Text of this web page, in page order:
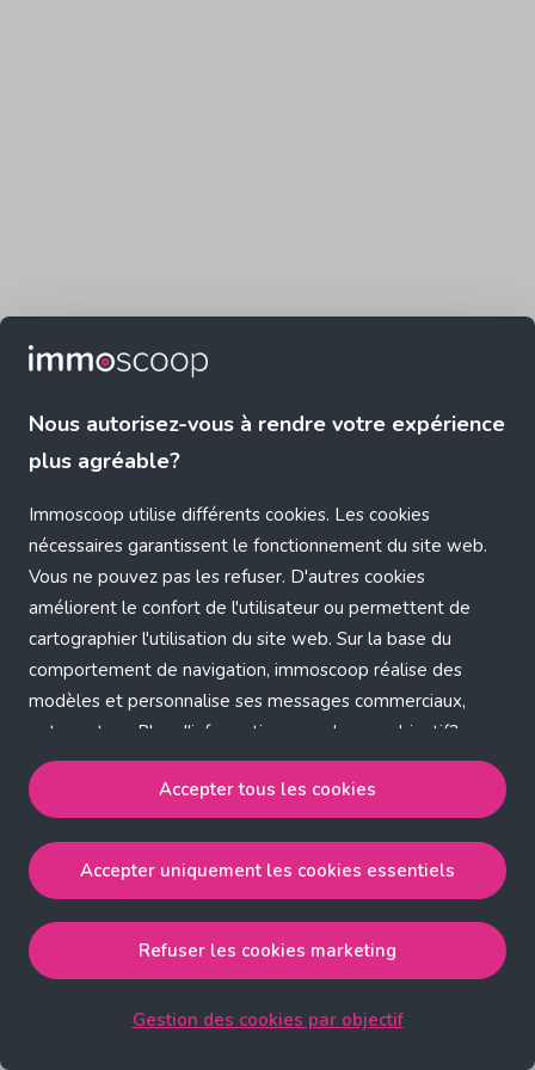
Nous autorisez-vous à rendre votre expérience
plus agréable?
Immoscoop utilise différents cookies. Les cookies
nécessaires garantissent le fonctionnement du site web.
Vous ne pouvez pas les refuser. D'autres cookies
améliorent le confort de l'utilisateur ou permettent de
cartographier l'utilisation du site web. Sur la base du
comportement de navigation, immoscoop réalise des
modèles et personnalise ses messages commerciaux,
entre autres. Plus d'informations sur chaque objectif?
Cliquez sur 'Gestion des cookies par objectif'.
Notre politique de cookies
Accepter tous les cookies
strictement nécessaires, performance, fonctionnalité et
publicité ciblée.
Accepter uniquement les cookies essentielsaccepte
les cookies strictement nécessaires.
Accepter tous les cookies
Accepter uniquement les cookies essentiels
Refuser les cookies marketing
Gestion des cookies par objectif
Application error: a client-side exception has occurred (see the
browser console for more information)